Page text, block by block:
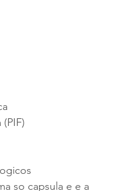
so capsula e e a